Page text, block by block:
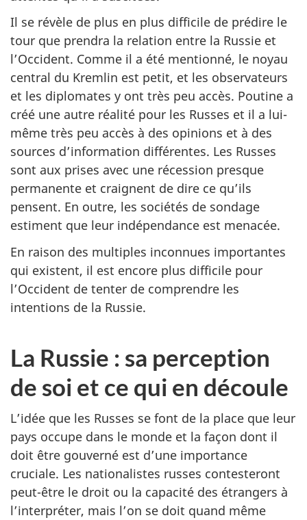
Il se révèle de plus en plus difficile de prédire le
tour que prendra la relation entre la Russie et
l’Occident. Comme il a été mentionné, le noyau
central du Kremlin est petit, et les observateurs
et les diplomates y ont très peu accès. Poutine a
créé une autre réalité pour les Russes et il a lui-
même très peu accès à des opinions et à des
sources d’information différentes. Les Russes
sont aux prises avec une récession presque
permanente et craignent de dire ce qu’ils
pensent. En outre, les sociétés de sondage
estiment que leur indépendance est menacée.
En raison des multiples inconnues importantes
qui existent, il est encore plus difficile pour
l’Occident de tenter de comprendre les
intentions de la Russie.
La Russie : sa perception
de soi et ce qui en découle
L’idée que les Russes se font de la place que leur
pays occupe dans le monde et la façon dont il
doit être gouverné est d’une importance
cruciale. Les nationalistes russes contesteront
peut-être le droit ou la capacité des étrangers à
l’interpréter, mais l’on se doit quand même